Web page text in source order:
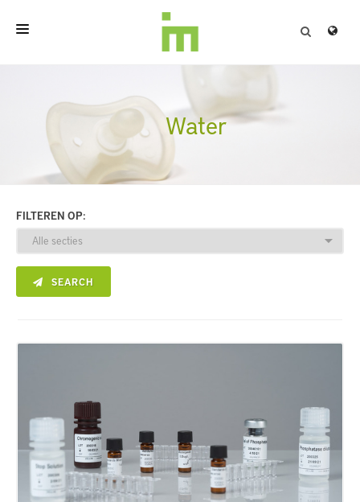
PROFESSIONELE PRODUCTEN
KWALITEIT
CONTACT
Water
FILTEREN OP:
SEARCH